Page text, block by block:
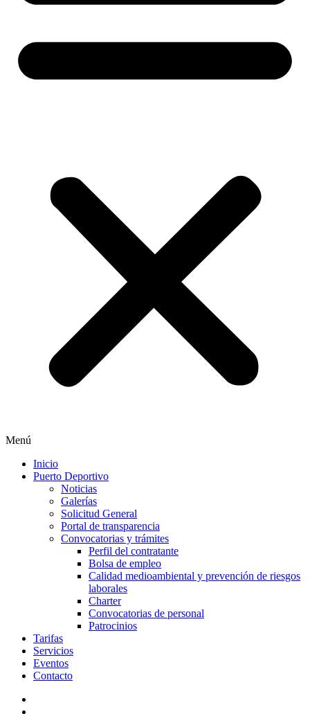
Menú
Inicio
Puerto Deportivo
Noticias
Galerías
Solicitud General
Portal de transparencia
Convocatorias y trámites
Perfil del contratante
Bolsa de empleo
Calidad medioambiental y prevención de riesgos
laborales
Charter
Convocatorias de personal
Patrocinios
Tarifas
Servicios
Eventos
Contacto